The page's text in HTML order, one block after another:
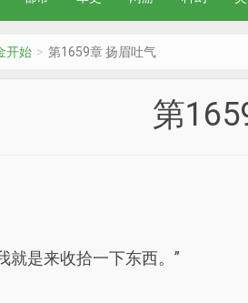
开始 第1659章 扬眉吐气
第
就是来收拾一下东西。”